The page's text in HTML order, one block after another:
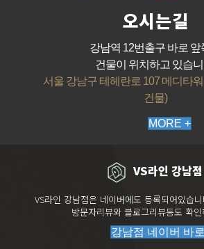
오시는길
강남역 12번출구 바로 앞
건물이 위치하고 있습
서울 강남구 테헤란로 107 메디타
건물)
MORE +
VS라인 강남
VS라인 강남점은 네이버에도 등록되어있습
방문자리뷰와 블로그리뷰등도 확
강남점 네이버 바로